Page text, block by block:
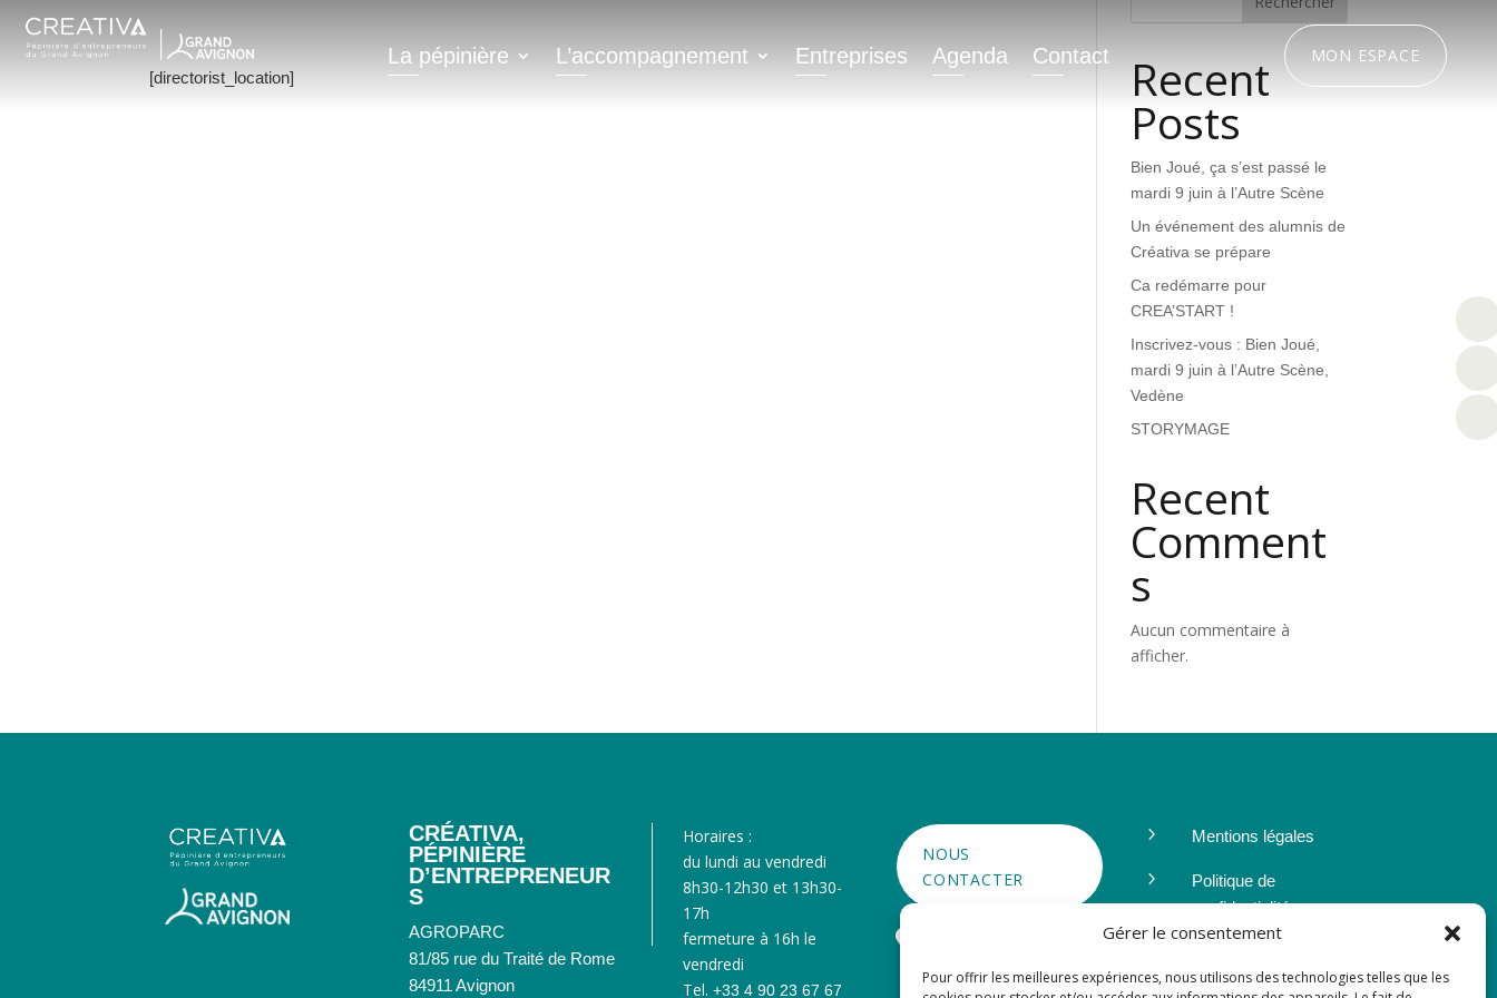
Gérer le consentement
Pour offrir les meilleures expériences, nous utilisons des technologies telles que les
La pépinière L’accompagnement Entreprises Agenda Contact MON ESPACE
[directorist_location] Recent
Posts
Bien Joué, ça s’est passé le
mardi 9 juin à l’Autre Scène
Un événement des alumnis de
Créativa se prépare
Ca redémarre pour
CREA’START !
Inscrivez-vous : Bien Joué,
mardi 9 juin à l’Autre Scène,
Vedène
STORYMAGE
Recent
Comment
s
Aucun commentaire à
afficher.
CRÉATIVA,
PÉPINIÈRE
D’ENTREPRENEUR
S
AGROPARC
81/85 rue du Traité de Rome
84911 Avignon
Horaires :
du lundi au vendredi
8h30-12h30 et 13h30-
17h
fermeture à 16h le
vendredi
Tel. +33 4 90 23 67 67
NOUS
CONTACTER

CRÉATIVA
5 Mentions légales
5
Politique de
confidentialité